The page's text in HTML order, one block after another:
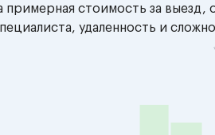
примерная стоимость за
удаленность и